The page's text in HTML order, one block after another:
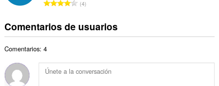
c
o
n
:
u
t
u
i
o
e
p
t
o
o
t
d
e
N
m
e
t
o
4
Comentarios de usuarios
Comentarios: 4